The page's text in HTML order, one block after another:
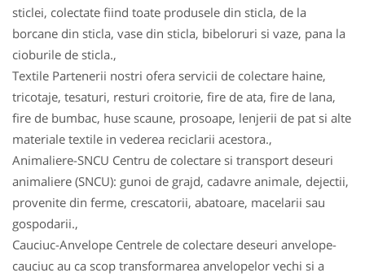
sticlei, colectate fiind toate produsele din sticla, de la
borcane din sticla, vase din sticla, bibeloruri si vaze, pana la
cioburile de sticla.,
Textile Partenerii nostri ofera servicii de colectare haine,
tricotaje, tesaturi, resturi croitorie, fire de ata, fire de lana,
fire de bumbac, huse scaune, prosoape, lenjerii de pat si alte
materiale textile in vederea reciclarii acestora.,
Animaliere-SNCU Centru de colectare si transport deseuri
animaliere (SNCU): gunoi de grajd, cadavre animale, dejectii,
provenite din ferme, crescatorii, abatoare, macelarii sau
gospodarii.,
Cauciuc-Anvelope Centrele de colectare deseuri anvelope-
cauciuc au ca scop transformarea anvelopelor vechi si a